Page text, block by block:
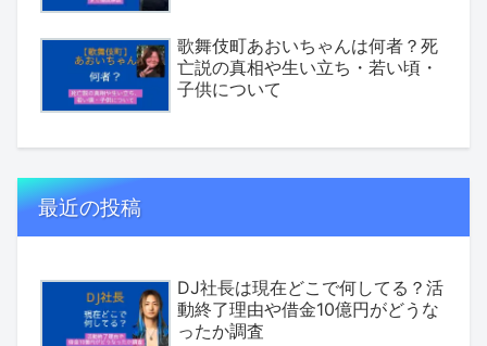
歌舞伎町あおいちゃんは何者？死
亡説の真相や生い立ち・若い頃・
子供について
最近の投稿
DJ社長は現在どこで何してる？活
動終了理由や借金10億円がどうな
ったか調査